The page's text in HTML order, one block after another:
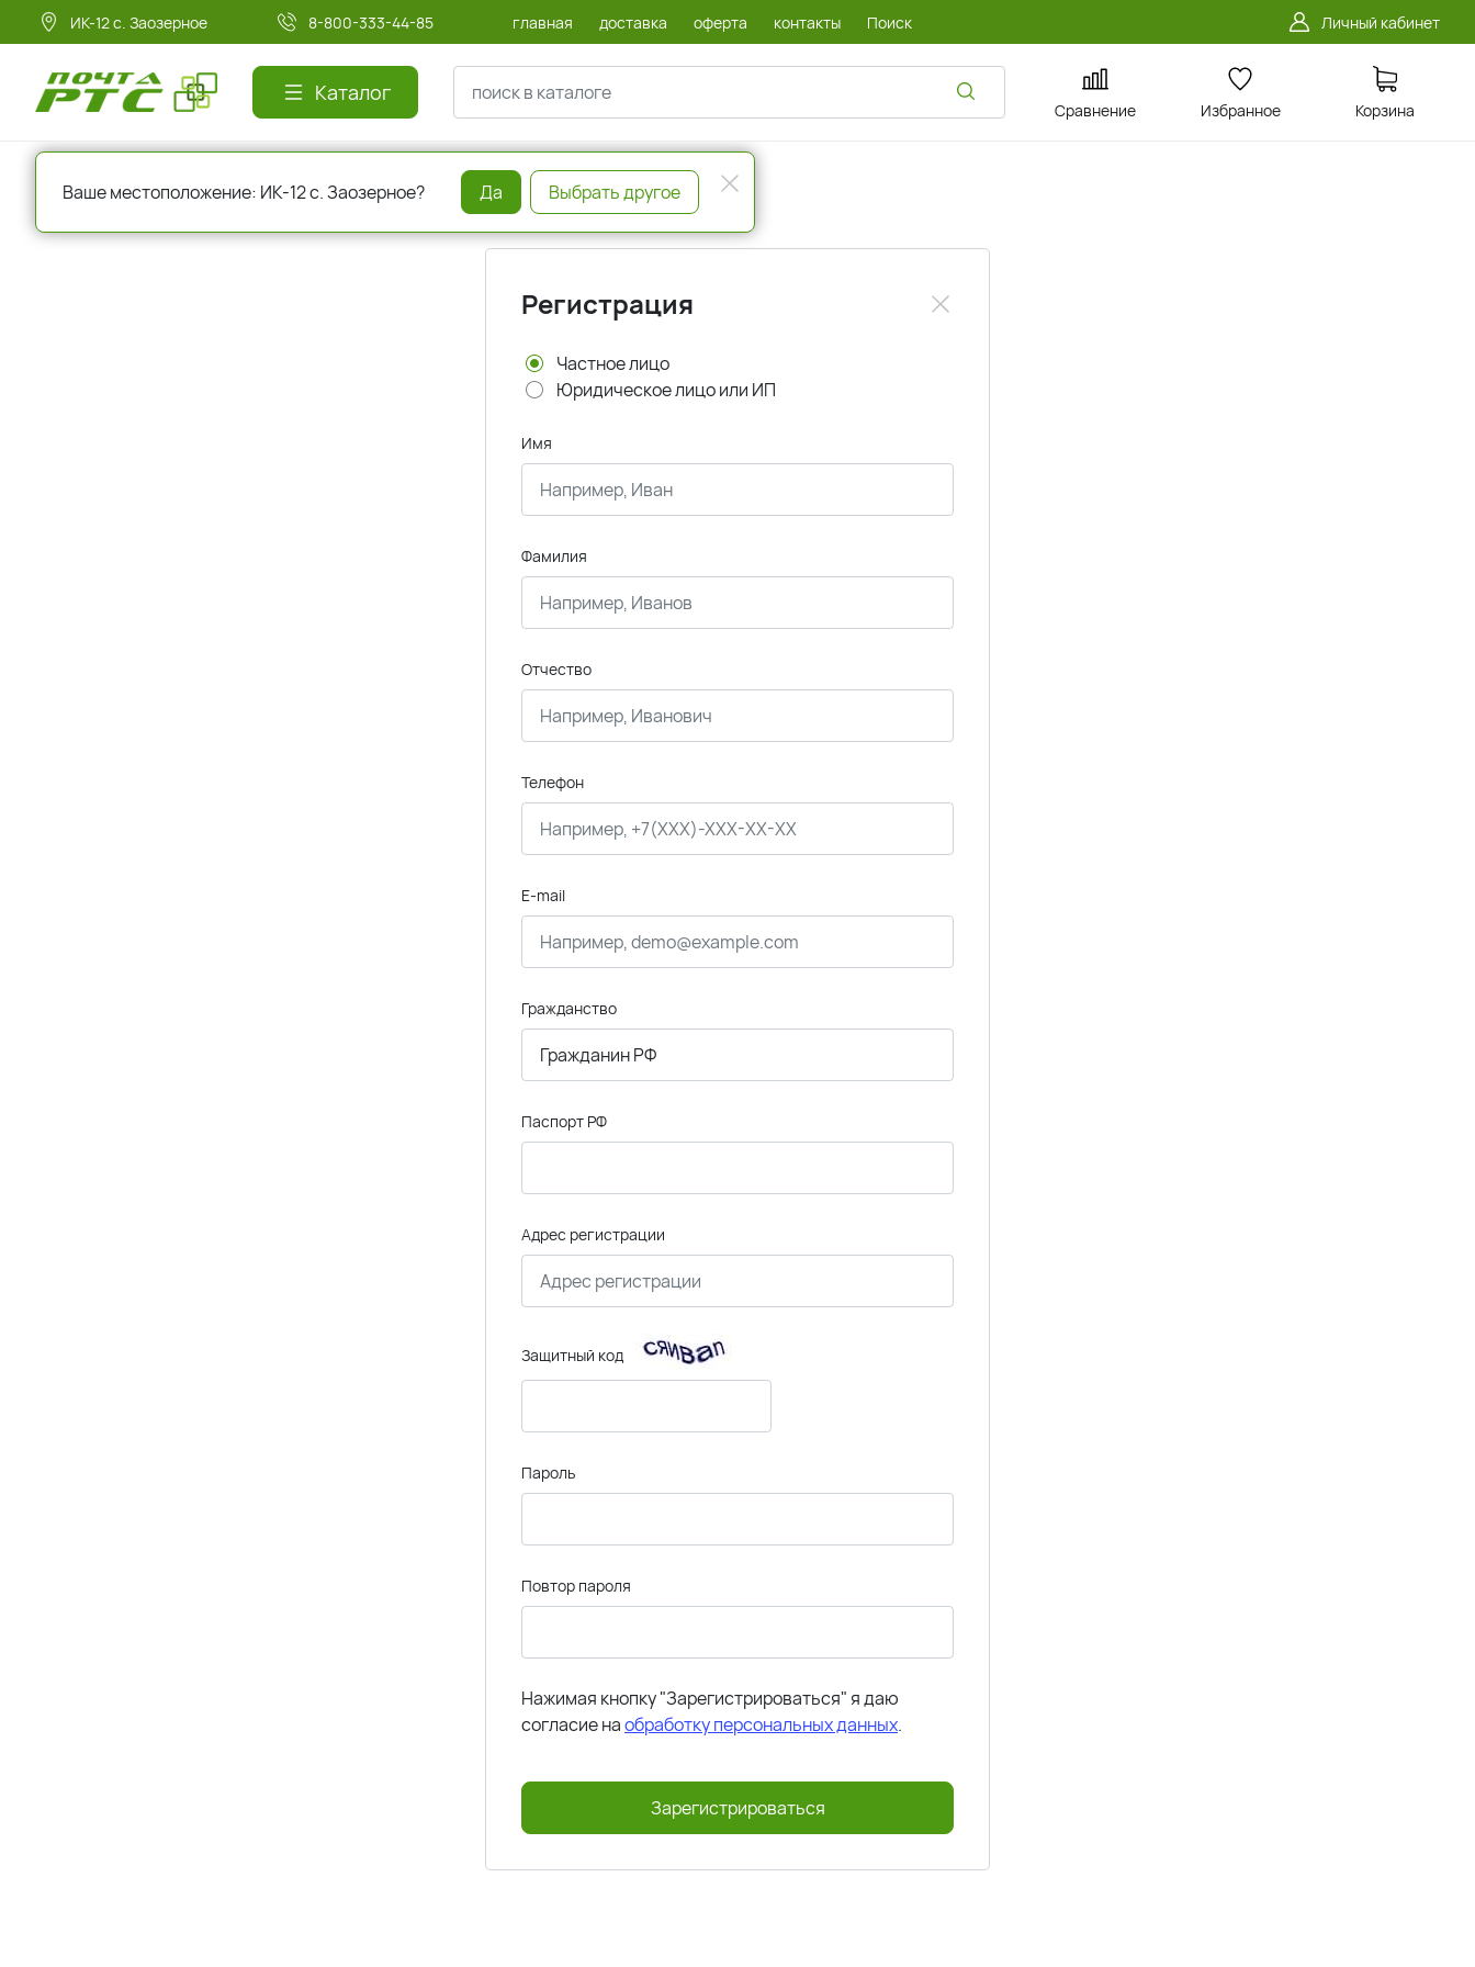
ИК-12 с. Заозерное 8-800-333-44-85 главная доставка оферта контакты Поиск Личный кабинет
Каталог
Сравнение Избранное Корзина
Регистрация
Частное лицо
Юридическое лицо или ИП
Имя
Фамилия
Отчество
Телефон
E-mail
Гражданство
Паспорт РФ
Адрес регистрации
Защитный код
Пароль
Повтор пароля
Нажимая кнопку "Зарегистрироваться" я даю
согласие наобработку персональных данных.
Зарегистрироваться
Ваше местоположение: ИК-12 с. Заозерное? Да Выбрать другое